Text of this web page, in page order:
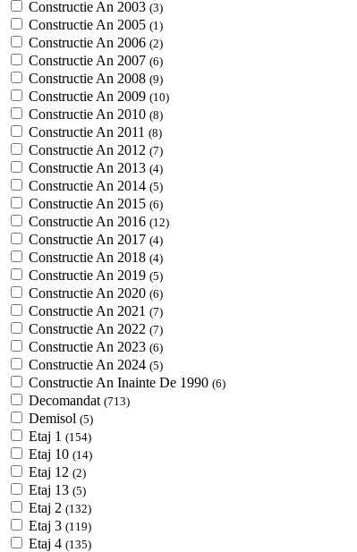
Constructie An 2003 (3)
Constructie An 2005 (1)
Constructie An 2006 (2)
Constructie An 2007 (6)
Constructie An 2008 (9)
Constructie An 2009 (10)
Constructie An 2010 (8)
Constructie An 2011 (8)
Constructie An 2012 (7)
Constructie An 2013 (4)
Constructie An 2014 (5)
Constructie An 2015 (6)
Constructie An 2016 (12)
Constructie An 2017 (4)
Constructie An 2018 (4)
Constructie An 2019 (5)
Constructie An 2020 (6)
Constructie An 2021 (7)
Constructie An 2022 (7)
Constructie An 2023 (6)
Constructie An 2024 (5)
Constructie An Inainte De 1990 (6)
Decomandat (713)
Demisol (5)
Etaj 1 (154)
Etaj 10 (14)
Etaj 12 (2)
Etaj 13 (5)
Etaj 2 (132)
Etaj 3 (119)
Etaj 4 (135)